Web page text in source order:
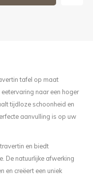
tafel op maat
naar een hoger
tijdloze schoonheid en
aanvulling is op uw
en biedt
De natuurlijke afwerking
en creëert een uniek